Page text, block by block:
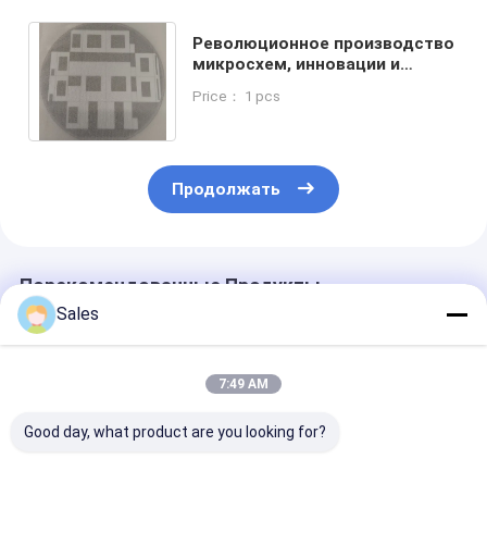
Революционное производство
микросхем, инновации и
пьезоэлектрических пластин
Price： 1 pcs
Продолжать
Порекомендованные Продукты
Sales
7:49 AM
Good day, what product are you looking for?